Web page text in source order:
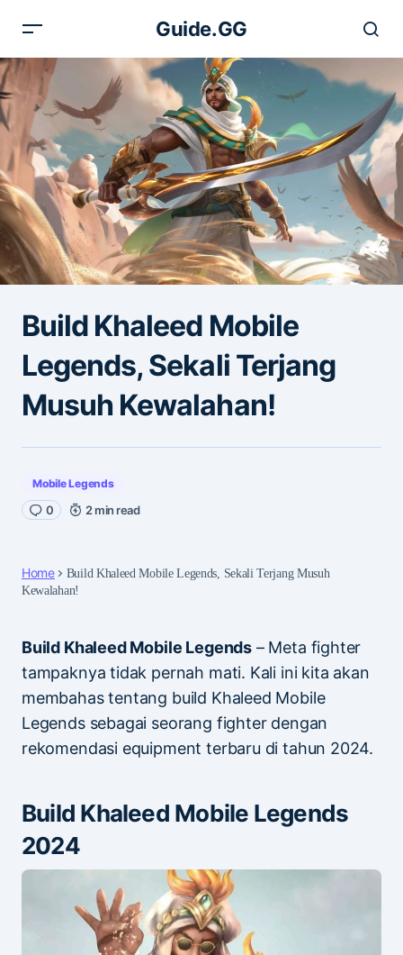
Guide.GG
Build Khaleed Mobile
Legends, Sekali Terjang
Musuh Kewalahan!
Mobile Legends
0 2 min read
Home
Build Khaleed Mobile Legends, Sekali Terjang Musuh
Kewalahan!
Build Khaleed Mobile Legends– Meta fighter
tampaknya tidak pernah mati. Kali ini kita akan
membahas tentang build Khaleed Mobile
Legends sebagai seorang fighter dengan
rekomendasi equipment terbaru di tahun 2024.
Build Khaleed Mobile Legends
2024